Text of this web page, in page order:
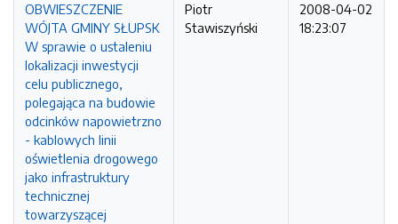
OBWIESZCZENIE
WÓJTA GMINY SŁUPSK
W sprawie o ustaleniu
lokalizacji inwestycji
celu publicznego,
polegająca na budowie
odcinków napowietrzno
- kablowych linii
oświetlenia drogowego
jako infrastruktury
technicznej
towarzyszącej
Piotr
Stawiszyński
2008-04-02
18:23:07